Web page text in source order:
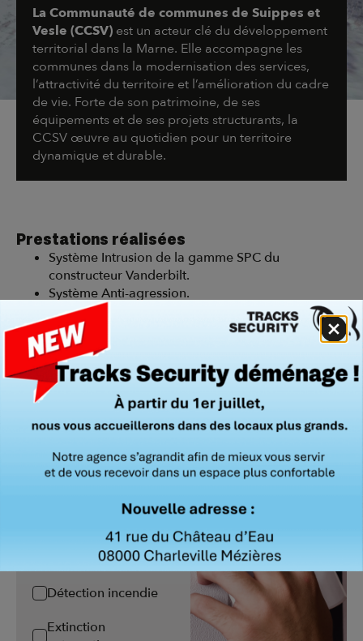
La Communauté de communes de Suippes et
Vesle (CCSV) est un acteur clé du développement
territorial dans la Marne. Elle accompagne les
communes dans la modernisation des services,
l’attractivité du territoire et l’amélioration du cadre
de vie. Forte de son patrimoine, de ses
équipements et de ses projets structurants, la
CCSV œuvre au quotidien pour un territoire
dynamique et durable.
Prestations réalisées
Système Intrusion de la gamme SPC du
constructeur Vanderbilt.
Système Anti-agression.
Télésurveillance de notre partenaire Cors-Online.
Installation de barrières infrarouges du
constructeur Prodotec.
Conception
Installation
Maintenance
Contrôle d'accès
Détection incendie
Extinction